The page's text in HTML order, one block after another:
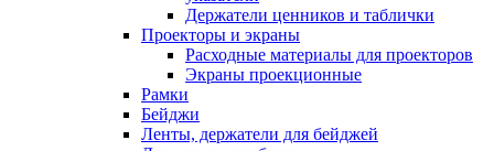
Держатели ценников и таблички
Проекторы и экраны
Расходные материалы для проекторов
Экраны проекционные
Рамки
Бейджи
Ленты, держатели для бейджей